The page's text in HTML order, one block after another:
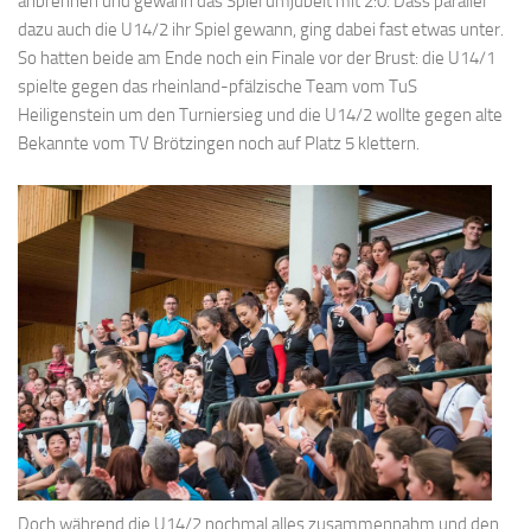
dazu auch die U14/2 ihr Spiel gewann, ging dabei fast etwas unter.
So hatten beide am Ende noch ein Finale vor der Brust: die U14/1
spielte gegen das rheinland-pfälzische Team vom TuS
Heiligenstein um den Turniersieg und die U14/2 wollte gegen alte
Bekannte vom TV Brötzingen noch auf Platz 5 klettern.
Doch während die U14/2 nochmal alles zusammennahm und den